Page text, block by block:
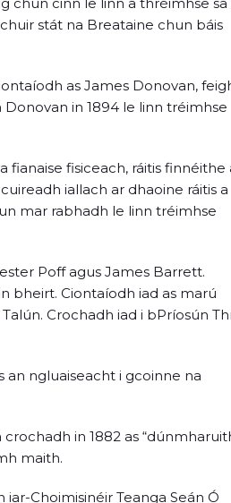
stát na Breataine chun báis
as James Donovan,
in 1894 le linn tréimhse
fianaise fisiceach, ráitis finnéithe
iallach ar dhaoine ráitis a
mar rabhadh le linn tréimhse
Poff agus James Barrett.
bheirt. Ciontaíodh iad as marú
Crochadh iad i bPríosún
an ngluaiseacht i gcoinne na
in 1882 as
maith.
Choimisinéir Teanga Seán Ó